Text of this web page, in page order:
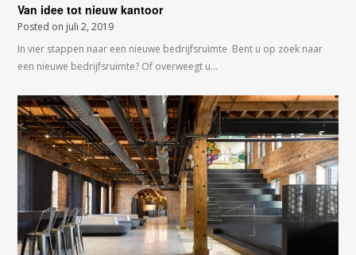
Van idee tot nieuw kantoor
Posted on juli 2, 2019
In vier stappen naar een nieuwe bedrijfsruimte Bent u op zoek naar
een nieuwe bedrijfsruimte? Of overweegt u…